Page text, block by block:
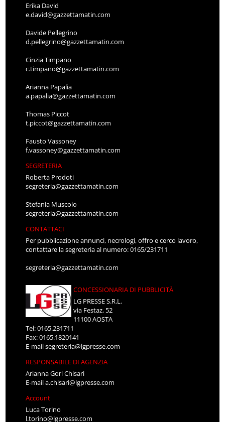
Erika David
e.david@gazzettamatin.com
Davide Pellegrino
d.pellegrino@gazzettamatin.com
Cinzia Timpano
c.timpano@gazzettamatin.com
Arianna Papalia
a.papalia@gazzettamatin.com
Thomas Piccot
t.piccot@gazzettamatin.com
Fausto Vassoney
f.vassoney@gazzettamatin.com
SEGRETERIA
Roberta Prodoti
segreteria@gazzettamatin.com
Stefania Muscolo
segreteria@gazzettamatin.com
CONTATTACI
Per pubblicazione annunci, necrologi, offro e cerco lavoro,
contattare la segreteria al numero: 0165/231711
segreteria@gazzettamatin.com
CONCESSIONARIA DI PUBBLICITÀ
LG PRESSE S.R.L.
via Festaz, 52
11100 AOSTA
Tel: 0165.231711
Fax: 0165.1820141
E-mailsegreteria@lgpresse.com
RESPONSABILE DI AGENZIA
Arianna Gori Chisari
E-maila.chisari@lgpresse.com
Account
Luca Torino
l.torino@lgpresse.com